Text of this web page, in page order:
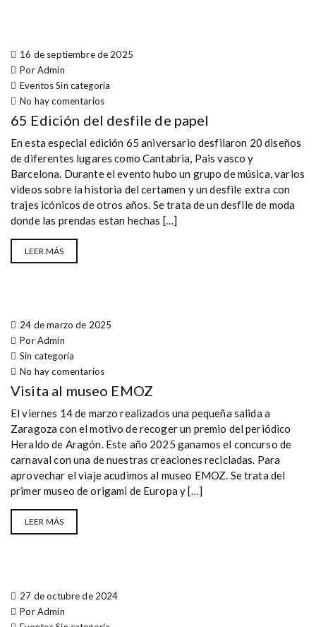
16 de septiembre de 2025
Por Admin
Eventos Sin categoría
No hay comentarios
65 Edición del desfile de papel
En esta especial edición 65 aniversario desfilaron 20 diseños
de diferentes lugares como Cantabria, Pais vasco y
Barcelona. Durante el evento hubo un grupo de música, varios
videos sobre la historia del certamen y un desfile extra con
trajes icónicos de otros años. Se trata de un desfile de moda
donde las prendas estan hechas […]
LEER MÁS
24 de marzo de 2025
Por Admin
Sin categoría
No hay comentarios
Visita al museo EMOZ
El viernes 14 de marzo realizados una pequeña salida a
Zaragoza con el motivo de recoger un premio del periódico
Heraldo de Aragón. Este año 2025 ganamos el concurso de
carnaval con una de nuestras creaciones recicladas. Para
aprovechar el viaje acudimos al museo EMOZ. Se trata del
primer museo de origami de Europa y […]
LEER MÁS
27 de octubre de 2024
Por Admin